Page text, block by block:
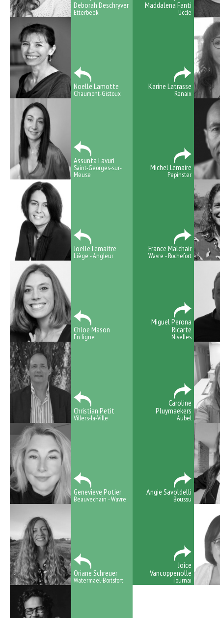
Deborah Deschryver
Etterbeek
Maddalena Fanti
Uccle
Noelle Lamotte
Chaumont-Gistoux
Karine Latrasse
Renaix
Assunta Lavuri
Saint-Georges-sur-
Meuse
Michel Lemaire
Pepinster
Joelle Lemaitre
Liège - Angleur
France Malchair
Wavre - Rochefort
Chloe Mason
En ligne
Miguel Perona
Ricarte
Nivelles
Christian Petit
Villers-la-Ville
Caroline
Pluymaekers
Aubel
Genevieve Potier
Beauvechain - Wavre
Angie Savoldelli
Boussu
Oriane Schreuer
Watermael-Boitsfort
Joice
Vancoppenolle
Tournai